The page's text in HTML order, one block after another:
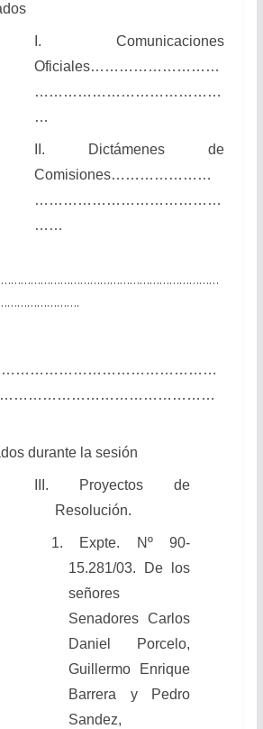
I. Comunicaciones
Oficiales………………………
…………………………………
…
II. Dictámenes de
Comisiones…………………
…………………………………
……
durante la sesión
III. Proyectos de
Resolución.
1. Expte. Nº 90-
15.281/03. De los
señores
Senadores Carlos
Daniel Porcelo,
Guillermo Enrique
Barrera y Pedro
Sandez,